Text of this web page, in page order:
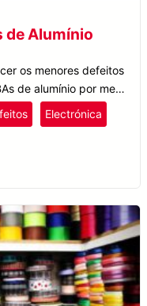
de Alumínio
os menores defeitos
de alumínio por meio
Electrónica